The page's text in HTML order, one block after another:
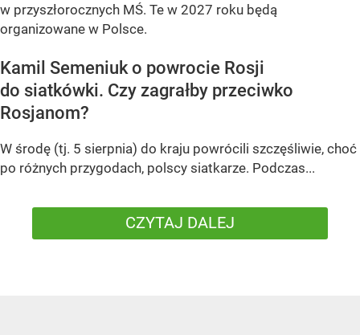
w przyszłorocznych MŚ. Te w 2027 roku będą
organizowane w Polsce.
Kamil Semeniuk o powrocie Rosji
do siatkówki. Czy zagrałby przeciwko
Rosjanom?
W środę (tj. 5 sierpnia) do kraju powrócili szczęśliwie, choć
po różnych przygodach, polscy siatkarze. Podczas...
CZYTAJ DALEJ